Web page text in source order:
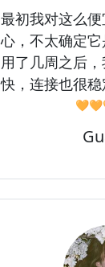
最初我对这么
心，不太确定
用了几周之后
快，连接也很稳